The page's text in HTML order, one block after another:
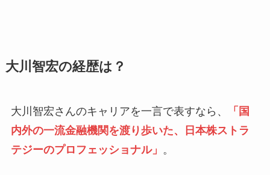
大川智宏の経歴は？
大川智宏さんのキャリアを一言で表すなら、
「国
内外の一流金融機関を渡り歩いた、日本株ストラ
テジーのプロフェッショナル」 。